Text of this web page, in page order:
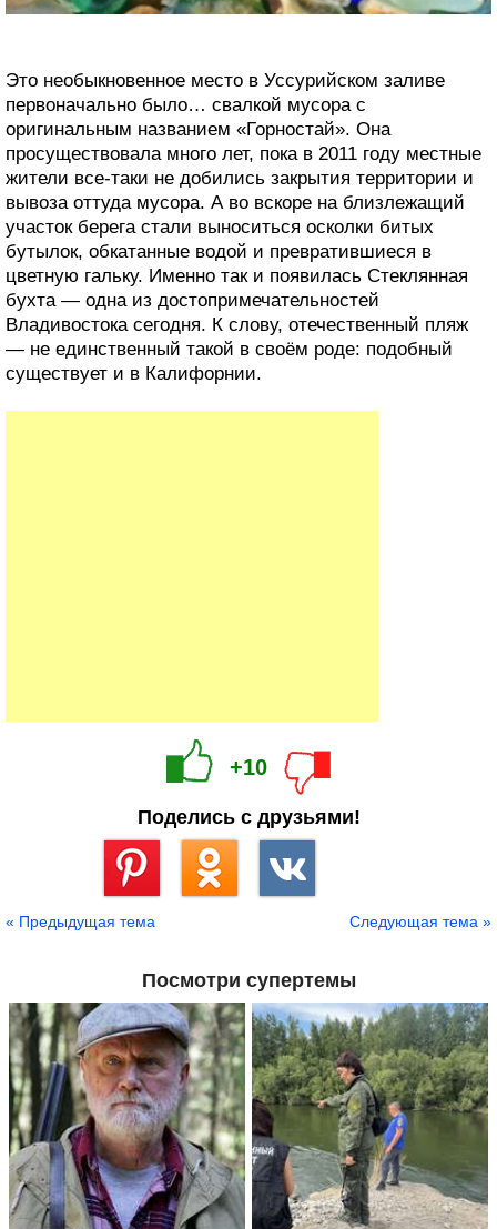
Это необыкновенное место в Уссурийском заливе
первоначально было… свалкой мусора с
оригинальным названием «Горностай». Она
просуществовала много лет, пока в 2011 году местные
жители все-таки не добились закрытия территории и
вывоза оттуда мусора. А во вскоре на близлежащий
участок берега стали выноситься осколки битых
бутылок, обкатанные водой и превратившиеся в
цветную гальку. Именно так и появилась Стеклянная
бухта — одна из достопримечательностей
Владивостока сегодня. К слову, отечественный пляж
— не единственный такой в своём роде: подобный
существует и в Калифорнии.
+10
Поделись с друзьями!
« Предыдущая тема Следующая тема »
Посмотри супертемы